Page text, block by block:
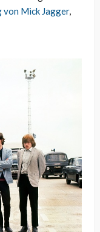
von Mick Jagger,